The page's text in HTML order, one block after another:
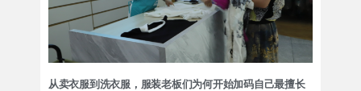
从卖衣服到洗衣服，服装老板们为何开始加码自己最擅长